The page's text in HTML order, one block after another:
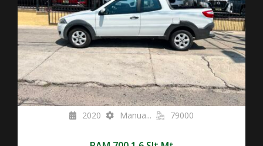
2017 Autom... 108,000
Chevrolet Tahoe 5.4 Premier Piel 4×4 At